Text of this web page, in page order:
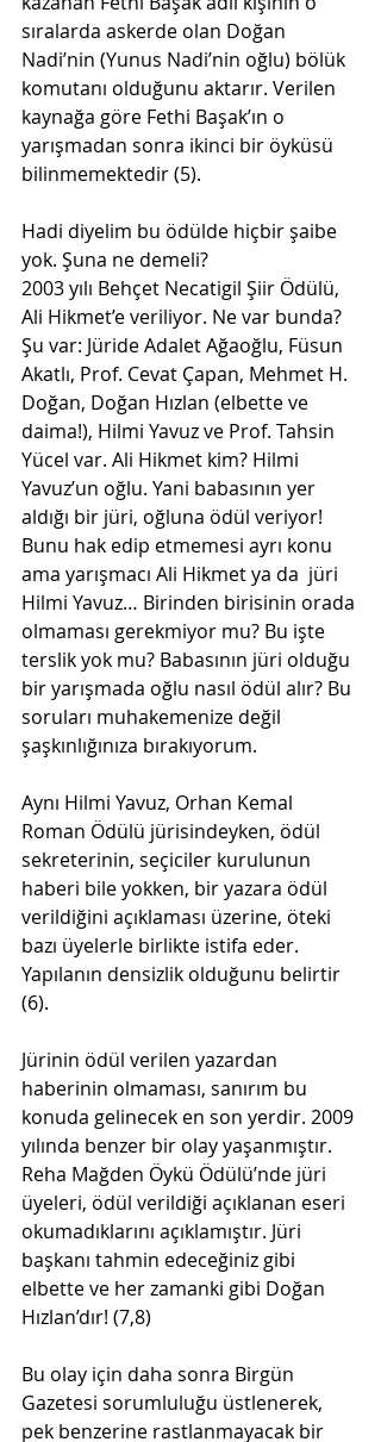
sıralarda askerde olan Doğan
Nadi’nin (Yunus Nadi’nin oğlu) bölük
komutanı olduğunu aktarır. Verilen
kaynağa göre Fethi Başak’ın o
yarışmadan sonra ikinci bir öyküsü
bilinmemektedir (5).
Hadi diyelim bu ödülde hiçbir şaibe
yok. Şuna ne demeli?
2003 yılı Behçet Necatigil Şiir Ödülü,
Ali Hikmet’e veriliyor. Ne var bunda?
Şu var: Jüride Adalet Ağaoğlu, Füsun
Akatlı, Prof. Cevat Çapan, Mehmet H.
Doğan, Doğan Hızlan (elbette ve
daima!), Hilmi Yavuz ve Prof. Tahsin
Yücel var. Ali Hikmet kim? Hilmi
Yavuz’un oğlu. Yani babasının yer
aldığı bir jüri, oğluna ödül veriyor!
Bunu hak edip etmemesi ayrı konu
ama yarışmacı Ali Hikmet ya da  jüri
Hilmi Yavuz… Birinden birisinin orada
olmaması gerekmiyor mu? Bu işte
terslik yok mu? Babasının jüri olduğu
bir yarışmada oğlu nasıl ödül alır? Bu
soruları muhakemenize değil
şaşkınlığınıza bırakıyorum.
Aynı Hilmi Yavuz, Orhan Kemal
Roman Ödülü jürisindeyken, ödül
sekreterinin, seçiciler kurulunun
haberi bile yokken, bir yazara ödül
verildiğini açıklaması üzerine, öteki
bazı üyelerle birlikte istifa eder.
Yapılanın densizlik olduğunu belirtir
(6).
Jürinin ödül verilen yazardan
haberinin olmaması, sanırım bu
konuda gelinecek en son yerdir. 2009
yılında benzer bir olay yaşanmıştır.
Reha Mağden Öykü Ödülü’nde jüri
üyeleri, ödül verildiği açıklanan eseri
okumadıklarını açıklamıştır. Jüri
başkanı tahmin edeceğiniz gibi
elbette ve her zamanki gibi Doğan
Hızlan’dır! (7,8)
Bu olay için daha sonra Birgün
Gazetesi sorumluluğu üstlenerek,
pek benzerine rastlanmayacak bir